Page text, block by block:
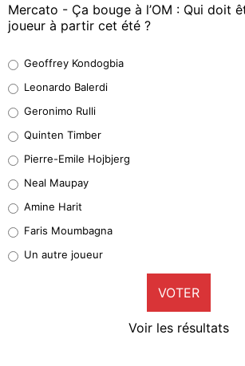
Mercato - Ça bouge à l’OM : Qui doit
joueur à partir cet été ?
38%
32%
5%
1%
9%
Geoffrey Kondogbia
Leonardo Balerdi
Geronimo Rulli
Quinten Timber
Pierre-Emile Hojbjerg
Neal Maupay
Amine Harit
Faris Moumbagna
Un autre joueur
VOTER
Voir les résultats